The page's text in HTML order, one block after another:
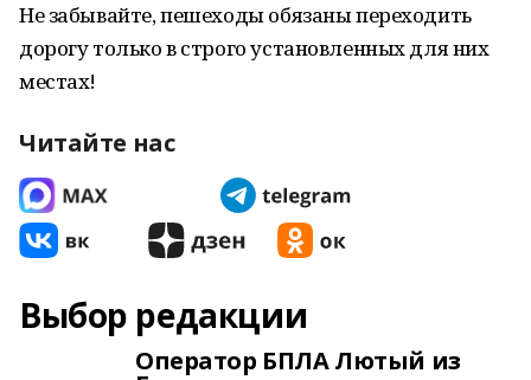
Не забывайте, пешеходы обязаны переходить
дорогу только в строго установленных для них
местах!
Читайте нас
Выбор редакции
Оператор БПЛА Лютый из